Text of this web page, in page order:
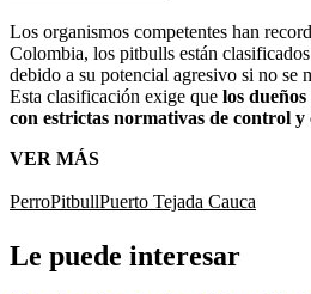
Los organismos competentes han
Colombia, los pitbulls están
debido a su potencial agresivo si no se
Esta clasificación exige que los
con estrictas normativas de control y
VER MÁS
PerroPitbullPuerto Tejada Cauca
Le puede interesar